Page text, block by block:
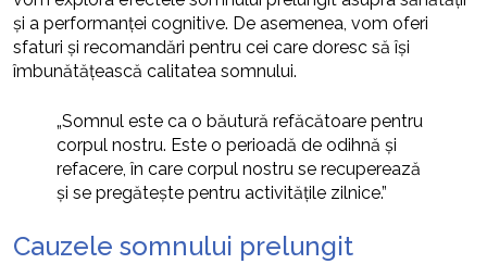
și a performanței cognitive. De asemenea, vom oferi
sfaturi și recomandări pentru cei care doresc să își
îmbunătățească calitatea somnului.
„Somnul este ca o băutură refăcătoare pentru
corpul nostru. Este o perioadă de odihnă și
refacere, în care corpul nostru se recuperează
și se pregătește pentru activitățile zilnice.”
Cauzele somnului prelungit